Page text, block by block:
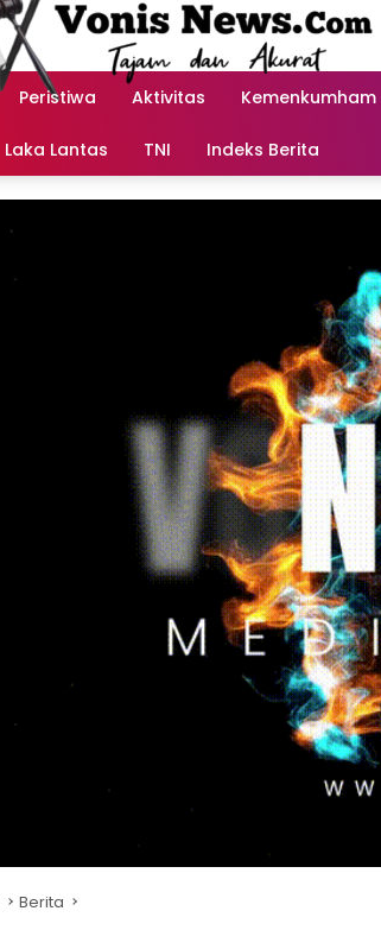
Peristiwa Aktivitas Kemenkumham
Laka Lantas TNI Indeks Berita
Berita